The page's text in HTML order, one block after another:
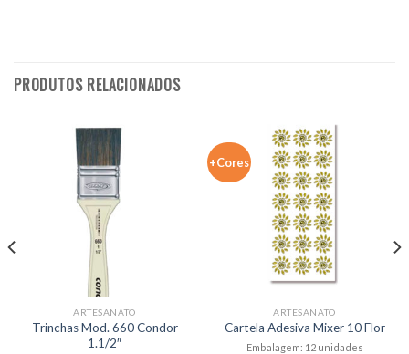
PRODUTOS RELACIONADOS
ARTESANATO
Trinchas Mod. 660 Condor
1.1/2″
+Cores
ARTESANATO
Cartela Adesiva Mixer 10 Flor
Embalagem: 12 unidades